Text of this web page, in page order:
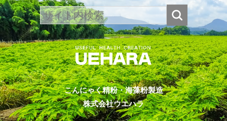
こんにゃく精粉・海藻粉製造
株式会社ウエハラ